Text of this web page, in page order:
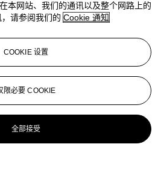
本网站、我们的通讯以及整个网路上的
请参阅我们的 Cookie 通知
COOKIE 设置
限必要 COOKIE
全部接受